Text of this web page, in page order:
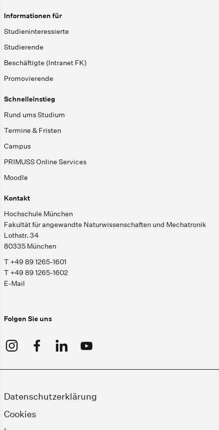
Informationen für
Studieninteressierte
Studierende
Beschäftigte (Intranet FK)
Promovierende
Schnelleinstieg
Rund ums Studium
Termine & Fristen
Campus
PRIMUSS Online Services
Moodle
Kontakt
Hochschule München
Fakultät für angewandte Naturwissenschaften und Mechatronik
Lothstr. 34
80335 München
T +49 89 1265-1601
T +49 89 1265-1602
E-Mail
Folgen Sie uns
Datenschutzerklärung
Cookies